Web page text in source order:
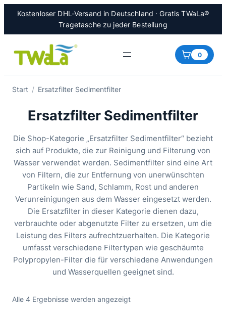
Zum
springen
Kostenloser DHL-Versand in Deutschland · Gratis TWaLa®
Tragetasche zu jeder Bestellung
0
Start / Ersatzfilter Sedimentfilter
Ersatzfilter Sedimentfilter
Die Shop-Kategorie „Ersatzfilter Sedimentfilter“ bezieht
sich auf Produkte, die zur Reinigung und Filterung von
Wasser verwendet werden. Sedimentfilter sind eine Art
von Filtern, die zur Entfernung von unerwünschten
Partikeln wie Sand, Schlamm, Rost und anderen
Verunreinigungen aus dem Wasser eingesetzt werden.
Die Ersatzfilter in dieser Kategorie dienen dazu,
verbrauchte oder abgenutzte Filter zu ersetzen, um die
Leistung des Filters aufrechtzuerhalten. Die Kategorie
umfasst verschiedene Filtertypen wie geschäumte
Polypropylen-Filter die für verschiedene Anwendungen
und Wasserquellen geeignet sind.
Alle 4 Ergebnisse werden angezeigt